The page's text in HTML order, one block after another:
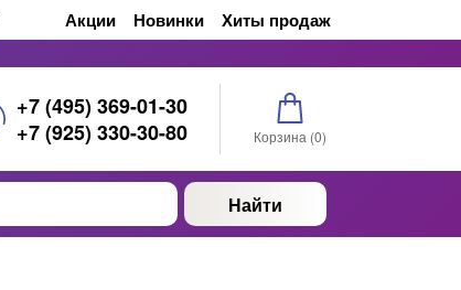
Акции Новинки Хиты продаж
+7 (495) 369-01-30
+7 (925) 330-30-80
Корзина (0)
Найти